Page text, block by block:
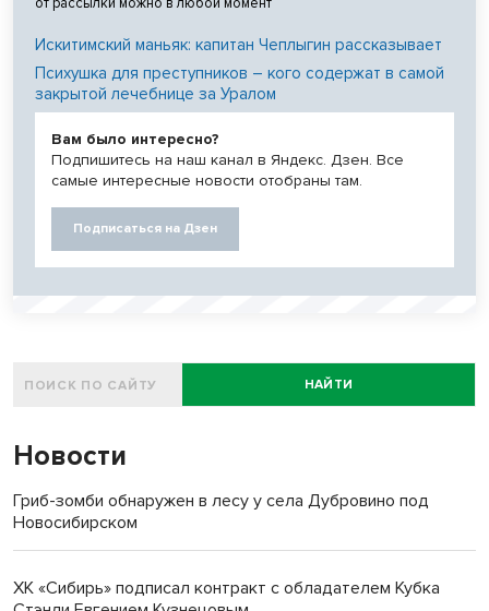
Искитимский маньяк: капитан Чеплыгин рассказывает
Психушка для преступников – кого содержат в самой
закрытой лечебнице за Уралом
Вам было интересно?
Подпишитесь на наш канал в Яндекс. Дзен. Все
самые интересные новости отобраны там.
Подписаться на Дзен
НАЙТИ
Новости
Гриб-зомби обнаружен в лесу у села Дубровино под
Новосибирском
ХК «Сибирь» подписал контракт с обладателем Кубка